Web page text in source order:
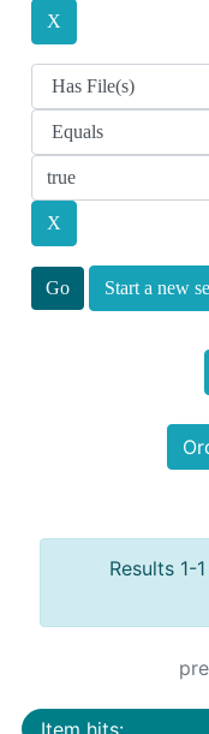
Start a new
Results 1-
Item hits: